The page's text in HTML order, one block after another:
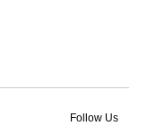
Follow Us